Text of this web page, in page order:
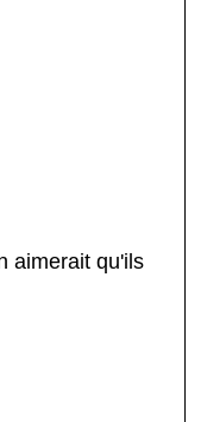
aimerait qu'ils